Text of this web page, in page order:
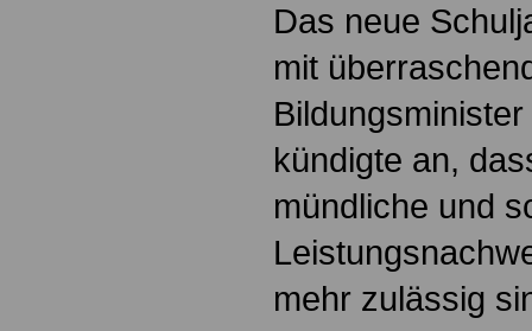
Das neue
mit
kündigte an,
mündliche und
mehr zulässig